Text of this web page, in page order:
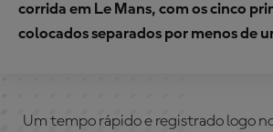
corrida em Le Mans, com os cinco
colocados separados por menos de
Um tempo rápido e registrado logo